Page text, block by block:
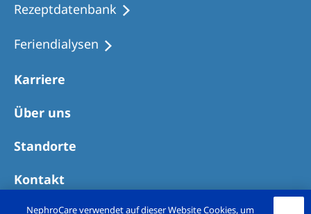
Slovenia
Spain
Sweden
Asia Pacific
Rezeptdatenbank
Feriendialysen
Karriere
Über uns
Standorte
Kontakt
NephroCare verwendet auf dieser Website Cookies, um